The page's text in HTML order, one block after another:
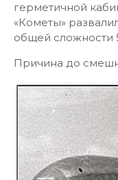
герметичной
«Кометы»
общей сложности
Причина до